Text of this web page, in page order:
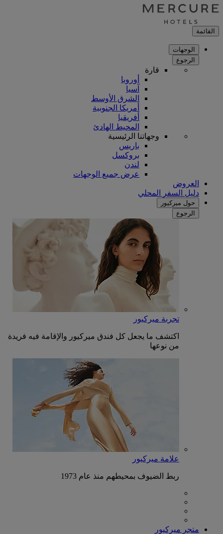
القائمة
الوجهات
الرجوع
قارة
أوروبا
آسيا
الشرق الأوسط
أمريكا الجنوبية
أفريقيا
المحيط الهادئ
وجهاتنا الرئيسية
باريس
بروكسل
لندن
عرض جميع الوجهات
العروض
دليل السفر المحلي
حول ميركيور
الرجوع
تجربة ميركيور
اكتشف ما يجعل كل فندق ميركيور والإقامة فيه فريدة
من نوعها
علامة ميركيور
ربط الضيوف بمحيطهم منذ عام 1973
متجر ميركيور